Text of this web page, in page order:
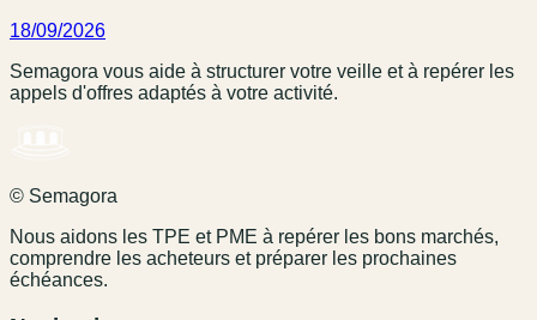
18/09/2026
Semagora vous aide à structurer votre veille et à repérer les
appels d'offres adaptés à votre activité.
© Semagora
Nous aidons les TPE et PME à repérer les bons marchés,
comprendre les acheteurs et préparer les prochaines
échéances.